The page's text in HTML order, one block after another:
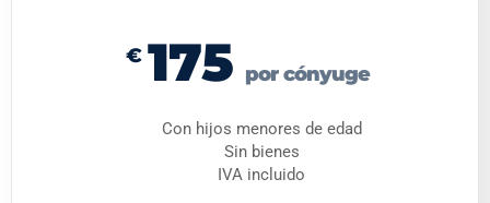
€ 175 por cónyuge
Con hijos menores de edad
Sin bienes
IVA incluido